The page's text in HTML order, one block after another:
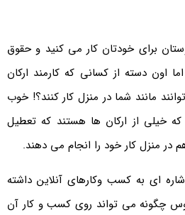
برای خودتان کار می کنید و حقوق
اون دسته از کسانی که کارمند ارکان
مانند شما در منزل کار کنند؟! خوب
خیلی از ارکان ها هستند که تعطیل
در منزل کار خود را انجام می دهند.
ای به کسب وکارهای آنلاین داشته
چگونه می تواند روی کسب و کار آن